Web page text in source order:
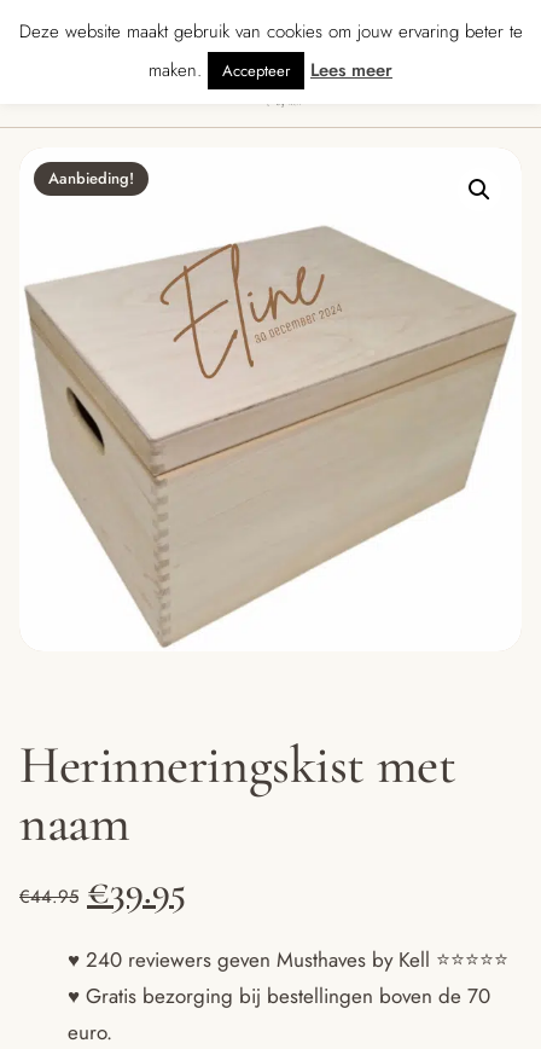
· Gratis verzending vanaf € 70 · Gratis kaartje met je bestelling •
Aanbieding!
Herinneringskist met
naam
€44.95 Oorspronkelijke
prijs
was:
€39.95
prijs
is:
♥ 240 reviewers geven Musthaves by Kell ⭐️⭐️⭐️⭐️⭐️
♥ Gratis bezorging bij bestellingen boven de 70
euro.
Deze website maakt gebruik van cookies om jouw ervaring beter te
maken.
Accepteer Lees meer